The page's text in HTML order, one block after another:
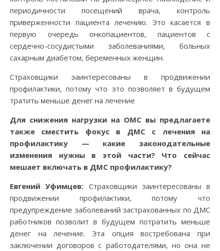
периодичности посещений врача, контроль
приверженности пациента лечению. Это касается в
первую очередь онкопациентов, пациентов с
сердечно-сосудистыми заболеваниями, больных
сахарным диабетом, беременных женщин.
Страховщики заинтересованы в продвижении
профилактики, потому что это позволяет в будущем
тратить меньше денег на лечение
Для снижения нагрузки на ОМС вы предлагаете
также сместить фокус в ДМС с лечения на
профилактику — какие законодательные
изменения нужны в этой части? Что сейчас
мешает включать в ДМС профилактику?
Евгений Уфимцев: Страховщики заинтересованы в
продвижении профилактики, потому что
предупреждение заболеваний застрахованных по ДМС
работников позволит в будущем потратить меньше
денег на лечение. Эта опция востребована при
заключении договоров с работодателями, но она не